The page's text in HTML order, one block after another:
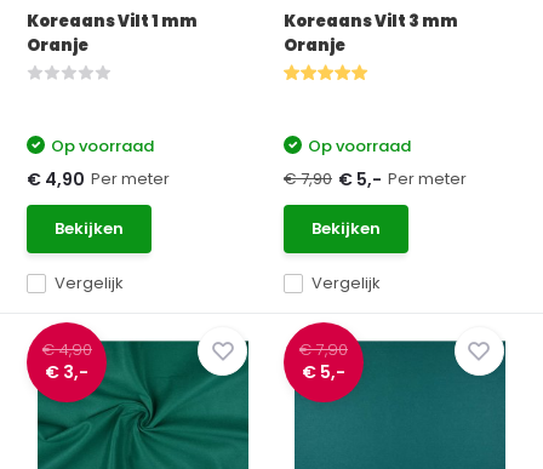
Koreaans Vilt 1 mm
Oranje
Vergelijk
Op voorraad
€ 4,90 Per meter
Bekijken
Koreaans Vilt 3 mm
Oranje
Vergelijk
Op voorraad
€ 7,90 € 5,- Per meter
Bekijken
€ 4,90
€ 3,-
€ 7,90
€ 5,-